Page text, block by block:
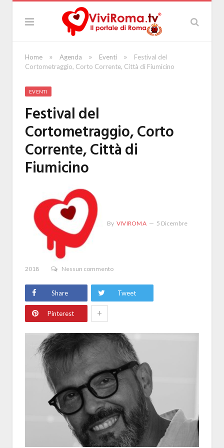
Home » Agenda » Eventi »
Festival del
Cortometraggio, Corto Corrente, Città di Fiumicino
EVENTI
Festival del
Cortometraggio, Corto
Corrente, Città di
Fiumicino
By VIVIROMA 5 Dicembre
2018 Nessun commento
Share Tweet
Pinterest +